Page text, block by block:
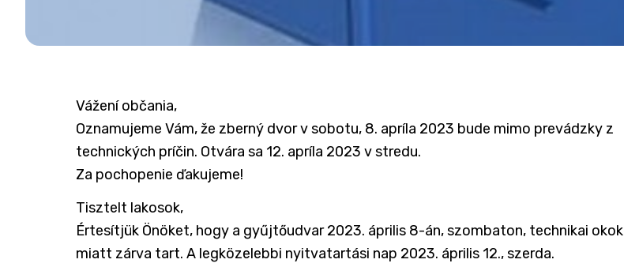
Vážení občania,
Oznamujeme Vám, že zberný dvor v sobotu, 8. apríla 2023 bude mimo prevádzky z
technických príčin. Otvára sa 12. apríla 2023 v stredu.
Za pochopenie ďakujeme!
Tisztelt lakosok,
Értesítjük Önöket, hogy a gyűjtőudvar 2023. április 8-án, szombaton, technikai okok
miatt zárva tart. A legközelebbi nyitvatartási nap 2023. április 12., szerda.